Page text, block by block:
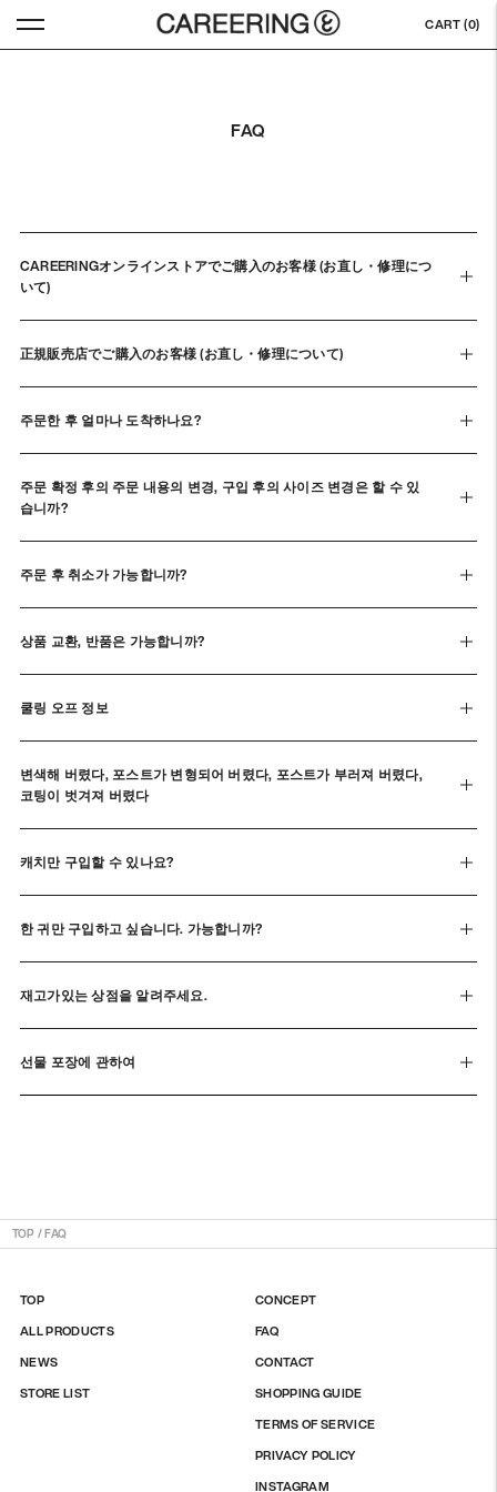
CART (0)
FAQ
CAREERINGオンラインストアでご購入のお客様 (お直し・修理につ
いて)
正規販売店でご購入のお客様 (お直し・修理について)
주문한 후 얼마나 도착하나요?
주문 확정 후의 주문 내용의 변경, 구입 후의 사이즈 변경은 할 수 있
습니까?
주문 후 취소가 가능합니까?
상품 교환, 반품은 가능합니까?
쿨링 오프 정보
변색해 버렸다, 포스트가 변형되어 버렸다, 포스트가 부러져 버렸다,
코팅이 벗겨져 버렸다
캐치만 구입할 수 있나요?
한 귀만 구입하고 싶습니다. 가능합니까?
재고가있는 상점을 알려주세요.
선물 포장에 관하여
TOP /FAQ
TOP
ALL PRODUCTS
NEWS
STORE LIST
CONCEPT
FAQ
CONTACT
SHOPPING GUIDE
TERMS OF SERVICE
PRIVACY POLICY
INSTAGRAM